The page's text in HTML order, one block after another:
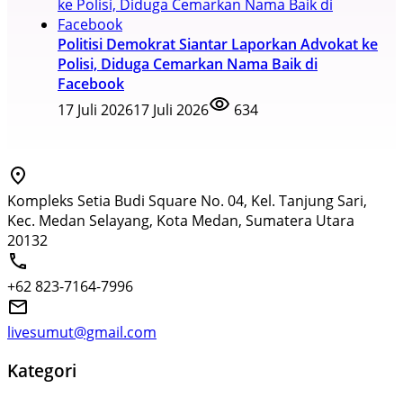
Politisi Demokrat Siantar Laporkan Advokat ke
Polisi, Diduga Cemarkan Nama Baik di
Facebook
17 Juli 202617 Juli 2026 634
Kompleks Setia Budi Square No. 04, Kel. Tanjung Sari,
Kec. Medan Selayang, Kota Medan, Sumatera Utara
20132
+62 823-7164-7996
livesumut@gmail.com
Kategori